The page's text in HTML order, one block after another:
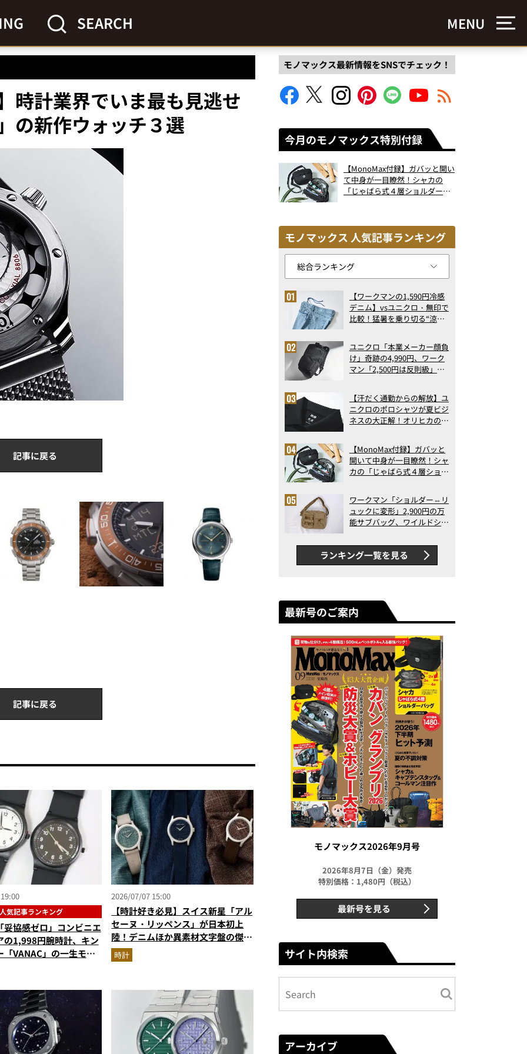
SEARCH MENU
時計業界でいま最も見逃せ
の新作ウォッチ３選
記事に戻る
記事に戻る
気記事ランキング
妥協感ゼロ」コンビニエ
の1,998円腕時計、キン
「VANAC」の一生モ
2026/07/07 15:00
【時計好き必見】スイス新星「アル
セーヌ・リッペンス」が日本初上
陸！デニムほか異素材文字盤の傑作
を解説
時計
モノマックス最新情報をSNSでチェック！
今月のモノマックス特別付録
【MonoMax付録】ガバッと開い
て中身が一目瞭然！シャカの
「じゃばら式４層ショルダーバ
モノマックス 人気記事ランキング
【ワークマンの1,590円冷感
デニム】vsユニクロ・無印で
比較！猛暑を乗り切る“涼感
で決定版
ユニクロ「本業メーカー顔負
け」奇跡の4,990円、ワーク
マン「2,500円は反則級」凄
ト3】（2026年6月版）
【汗だく通勤からの解放】ユ
ニクロのポロシャツが夏ビジ
ネスの大正解！オリヒカの透
アの実力
【MonoMax付録】ガバッと
開いて中身が一目瞭然！シャ
カの「じゃばら式４層ショル
った！
ワークマン「ショルダー⇔リ
ュックに変形」2,900円の万
能サブバッグ、ワイルドシン
録…ほか【休日バッグの人気
記事ランキングベスト3】
（2026年6月版）
ランキング一覧を見る
最新号のご案内
モノマックス2026年9月号
2026年8月7日（金）発売
特別価格：1,480円（税込）
最新号を見る
サイト内検索
アーカイブ